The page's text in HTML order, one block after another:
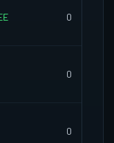
0
0
0